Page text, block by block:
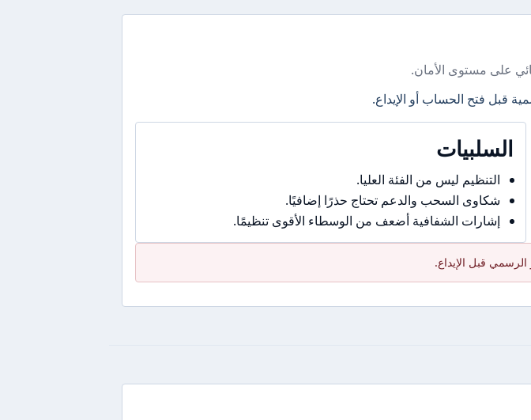
على مستوى الأمان.
قبل فتح الحساب أو الإيداع.
السلبيات
التنظيم ليس من الفئة العليا.
شكاوى السحب والدعم تحتاج حذرًا إضافيًا.
إشارات الشفافية أضعف من الوسطاء الأقوى تنظيمًا.
قبل الإيداع.